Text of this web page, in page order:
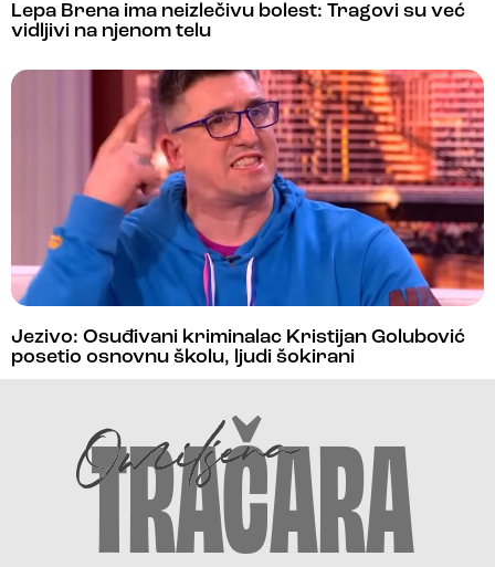
Lepa Brena ima neizlečivu bolest: Tragovi su već
vidljivi na njenom telu
Jezivo: Osuđivani kriminalac Kristijan Golubović
posetio osnovnu školu, ljudi šokirani